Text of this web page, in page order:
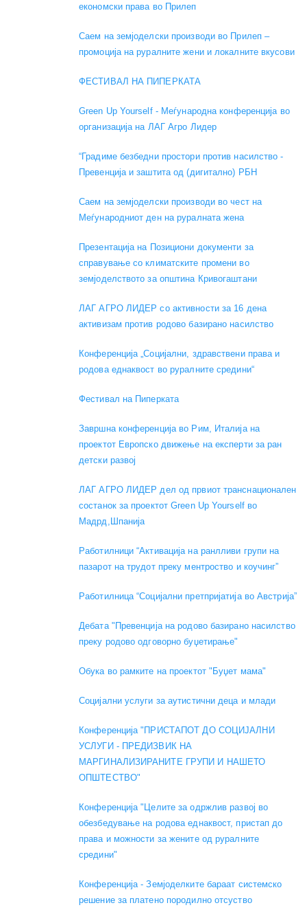
економски права во Прилеп
Саем на земјоделски производи во Прилеп –
промоција на руралните жени и локалните вкусови
ФЕСТИВАЛ НА ПИПЕРКАТА
Green Up Yourself - Меѓународна конференција во
организација на ЛАГ Агро Лидер
“Градиме безбедни простори против насилство -
Превенција и заштита од (дигитално) РБН
Саем на земјоделски производи во чест на
Меѓународниот ден на руралната жена
Презентација на Позициони документи за
справување со климатските промени во
земјоделството за општина Кривогаштани
ЛАГ АГРО ЛИДЕР со активности за 16 дена
активизам против родово базирано насилство
Конференција „Социјални, здравствени права и
родова еднаквост во руралните средини“
Фестивал на Пиперката
Завршна конференција во Рим, Италија на
проектот Европско движење на експерти за ран
детски развој
ЛАГ АГРО ЛИДЕР дел од првиот транснационален
состанок за проектот Green Up Yourself во
Мадрд,Шпанија
Работилници “Активација на ранлливи групи на
пазарот на трудот преку ментроство и коучинг”
Работилница “Социјални претпријатија во Австрија”
Дебата "Превенција на родово базирано насилство
преку родово одговорно буџетирање"
Обука во рамките на проектот "Буџет мама"
Социјални услуги за аутистични деца и млади
Конференција "ПРИСТАПОТ ДО СОЦИЈАЛНИ
УСЛУГИ - ПРЕДИЗВИК НА
МАРГИНАЛИЗИРАНИТЕ ГРУПИ И НАШЕТО
ОПШТЕСТВО"
Конференција "Целите за одржлив развој во
обезбедување на родова еднаквост, пристап до
права и можности за жените од руралните
средини"
Конференција - Земјоделките бараат системско
решение за платено породилно отсуство